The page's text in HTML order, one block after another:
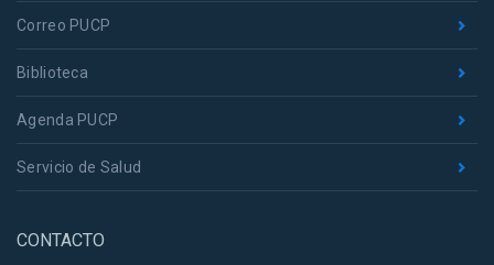
Correo PUCP
Biblioteca
Agenda PUCP
Servicio de Salud
CONTACTO